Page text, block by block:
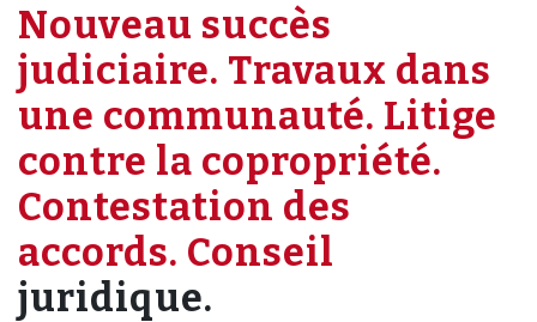
Nouveau succès
judiciaire. Travaux dans
une communauté. Litige
contre la copropriété.
Contestation des
accords. Conseil
juridique.